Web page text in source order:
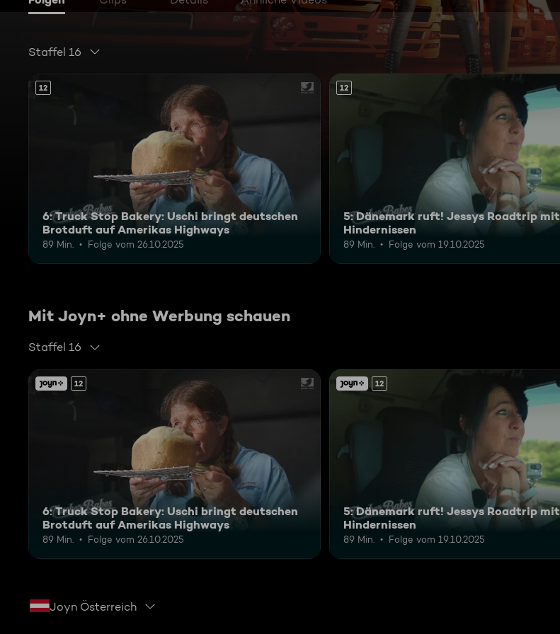
Staffel 16
12
6: Truck Stop Bakery: Uschi bringt deutschen
Brotduft auf Amerikas Highways
89 Min. Folge vom 26.10.2025
12
5: Dänemark ruft! Jessys Roadtrip mit
Hindernissen
89 Min. Folge vom 19.10.2025
Mit Joyn+ ohne Werbung schauen
Staffel 16
12
6: Truck Stop Bakery: Uschi bringt deutschen
Brotduft auf Amerikas Highways
89 Min. Folge vom 26.10.2025
12
5: Dänemark ruft! Jessys Roadtrip mit
Hindernissen
89 Min. Folge vom 19.10.2025
Joyn Österreich